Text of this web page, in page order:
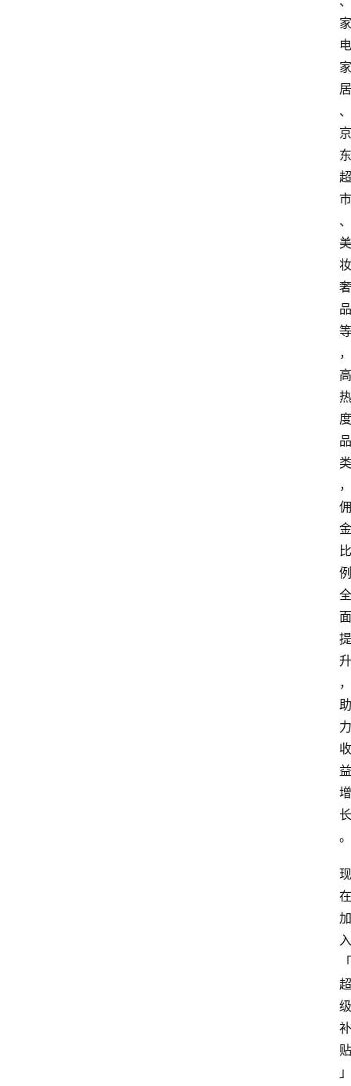
家
电
家
居
、
京
东
超
市
、
美
妆
奢
品
等
，
高
热
度
品
类
，
佣
金
比
例
全
面
提
升
，
助
力
收
益
增
长
。
现
在
加
入
「
超
级
补
贴
」